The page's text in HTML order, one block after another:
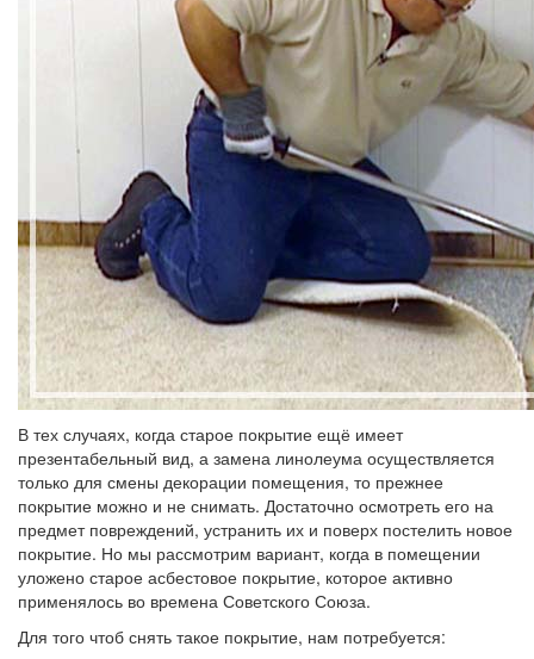
В тех случаях, когда старое покрытие ещё имеет
презентабельный вид, а замена линолеума осуществляется
только для смены декорации помещения, то прежнее
покрытие можно и не снимать. Достаточно осмотреть его на
предмет повреждений, устранить их и поверх постелить новое
покрытие. Но мы рассмотрим вариант, когда в помещении
уложено старое асбестовое покрытие, которое активно
применялось во времена Советского Союза.
Для того чтоб снять такое покрытие, нам потребуется: